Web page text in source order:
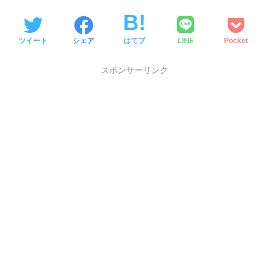
ツイート シェア はてブ LINE Pocket
スポンサーリンク